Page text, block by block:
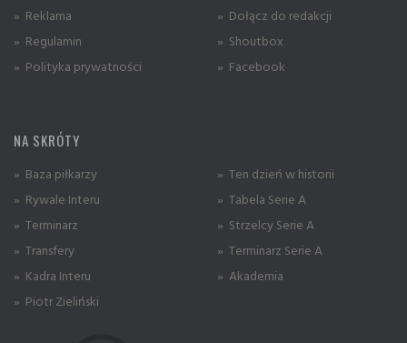
» Reklama
» Regulamin
» Polityka prywatności
» Dołącz do redakcji
» Shoutbox
» Facebook
NA SKRÓTY
» Baza piłkarzy
» Rywale Interu
» Terminarz
» Transfery
» Kadra Interu
» Piotr Zieliński
» Ten dzień w historii
» Tabela Serie A
» Strzelcy Serie A
» Terminarz Serie A
» Akademia